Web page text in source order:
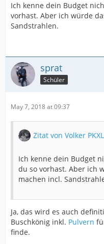
Ich kenne dein Budget
vorhast. Aber ich würde
Sandstrahlen.
sprat
Schüler
May 7, 2018 at 09:37
Zitat von Volker
Ich kenne dein Budget
du so vorhast. Aber ich
machen incl.
Ja, das wird es auch
Buschkönig inkl. Pulvern
finde.